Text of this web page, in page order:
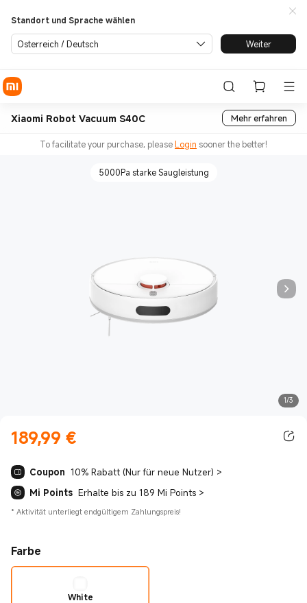
Standort und Sprache wählen
Österreich / Deutsch Weiter
Xiaomi Robot Vacuum S40C Mehr erfahren
To facilitate your purchase, pleaseLogin sooner the better!
1/3
5000Pa starke Saugleistung
189,99 €
Current Price €189.99
Coupon 10% Rabatt (Nur für neue Nutzer) >
Mi Points Erhalte bis zu 189 Mi Points >
* Aktivität unterliegt endgültigem Zahlungspreis!
Farbe
White